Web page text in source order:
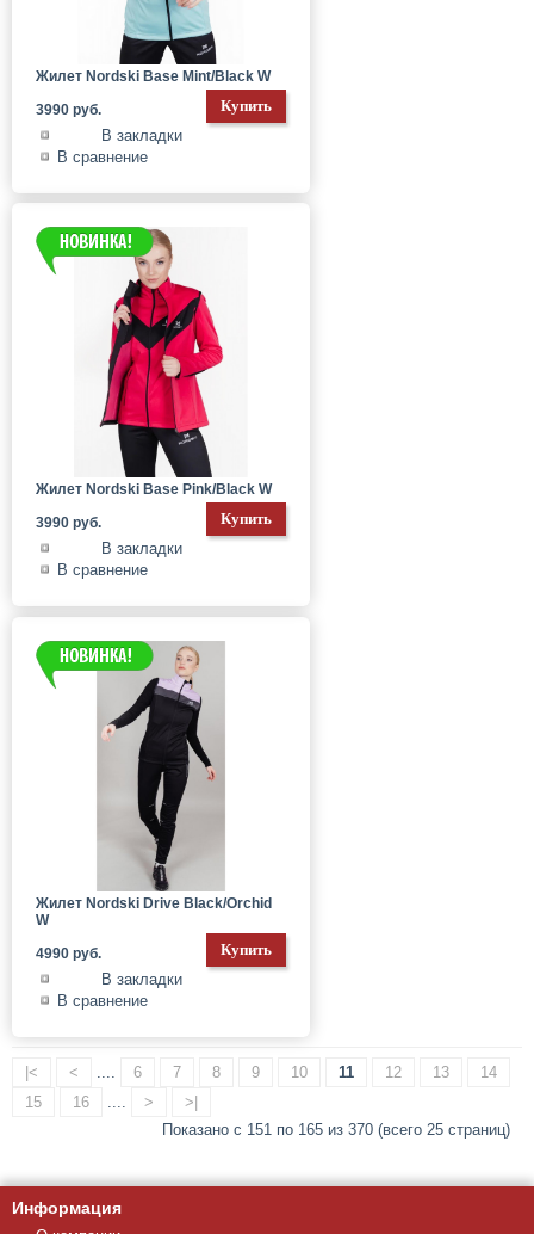
Жилет Nordski Base Mint/Black W
3990 руб.
В закладки
В сравнение
Жилет Nordski Base Pink/Black W
3990 руб.
В закладки
В сравнение
Жилет Nordski Drive Black/Orchid
W
4990 руб.
В закладки
В сравнение
|< < .... 6 7 8 9 10 11 12 13
14
15
16 .... >
>|
Показано с 151 по 165 из 370 (всего 25 страниц)
Информация